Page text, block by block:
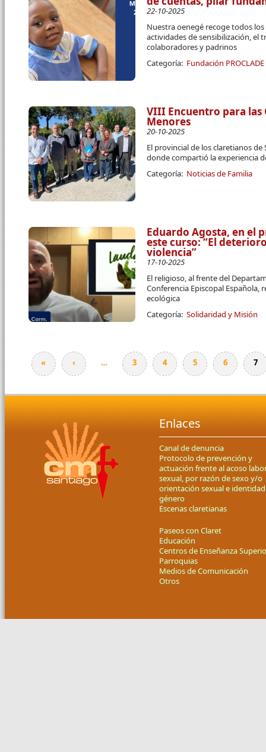
22-10-2025
Nuestra oenegé recoge todos
actividades de sensibilización, el
colaboradores y padrinos
Categoría: Fundación PROCLADE
VIII Encuentro para
Menores
20-10-2025
El provincial de los claretianos
donde compartió la experiencia
Categoría: Noticias de Familia
Eduardo Agosta, en el
este curso: “El
violencia”
17-10-2025
El religioso, al frente del
Conferencia Episcopal
ecológica
Categoría: Solidaridad y Misión
Páginas
« ‹ … 3 4 5 6 7
Enlaces
Canal de denuncia
Protocolo de prevención y
actuación frente al acoso
sexual, por razón de sexo y/o
orientación sexual e
género
Escenas claretianas
Paseos con Claret
Educación
Centros de Enseñanza
Parroquias
Medios de Comunicación
Otros